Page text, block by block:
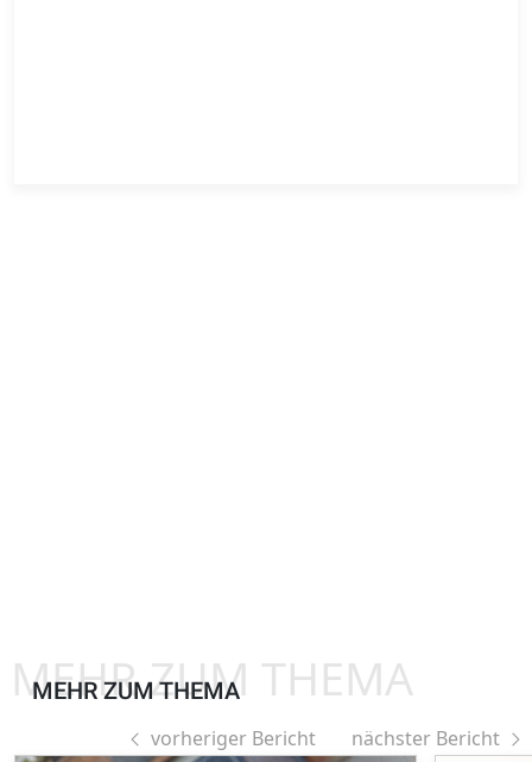
MEHR ZUM THEMA
MEHR ZUM THEMA
vorheriger Bericht nächster Bericht